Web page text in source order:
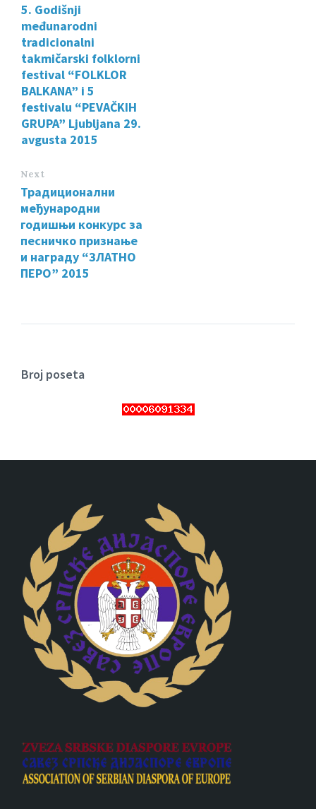
5. Godišnji
međunarodni
tradicionalni
takmičarski folklorni
festival “FOLKLOR
BALKANA” i 5
festivalu “PEVAČKIH
GRUPA” Ljubljana 29.
avgusta 2015
Next
Традиционални
међународни
годишњи конкурс за
песничко признање
и награду “ЗЛАТНО
ПЕРО” 2015
Broj poseta